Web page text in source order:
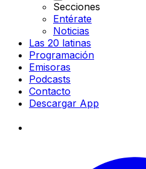
Secciones
Entérate
Noticias
Las 20 latinas
Programación
Emisoras
Podcasts
Contacto
Descargar App